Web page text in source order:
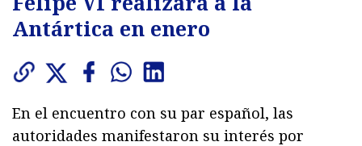
Antártica en enero
En el encuentro con su par español, las
autoridades manifestaron su interés por